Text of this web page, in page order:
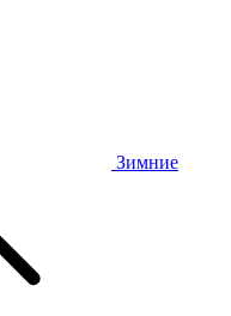
Зимние